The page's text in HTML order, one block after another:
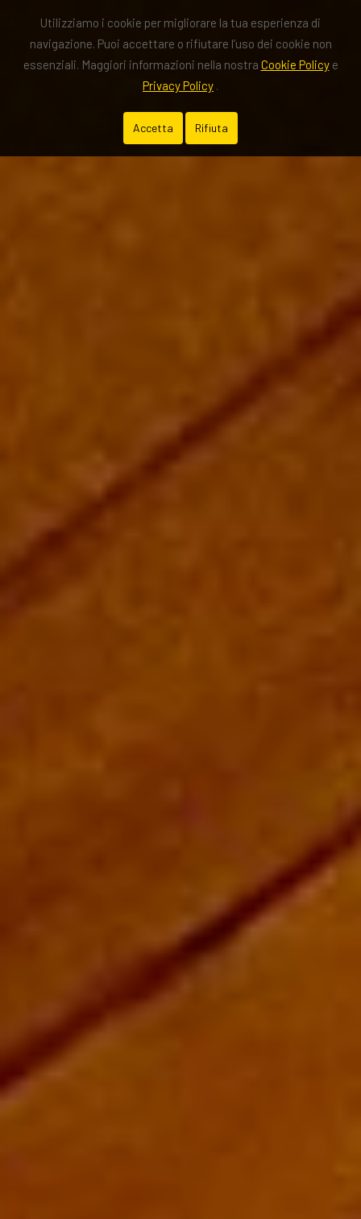
Utilizziamo i cookie per migliorare la tua esperienza di
navigazione. Puoi accettare o rifiutare l’uso dei cookie non
essenziali. Maggiori informazioni nella nostra Cookie Policye
Privacy Policy .
Accetta Rifiuta